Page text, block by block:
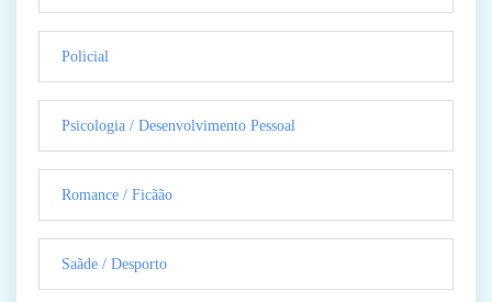
Policial
Psicologia / Desenvolvimento Pessoal
Romance / Ficãão
Saãde / Desporto